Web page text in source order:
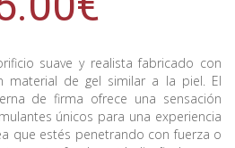
suave y realista fabricado con
material de gel similar a la piel. El
de firma ofrece una sensación
únicos para una experiencia
que estés penetrando con fuerza o